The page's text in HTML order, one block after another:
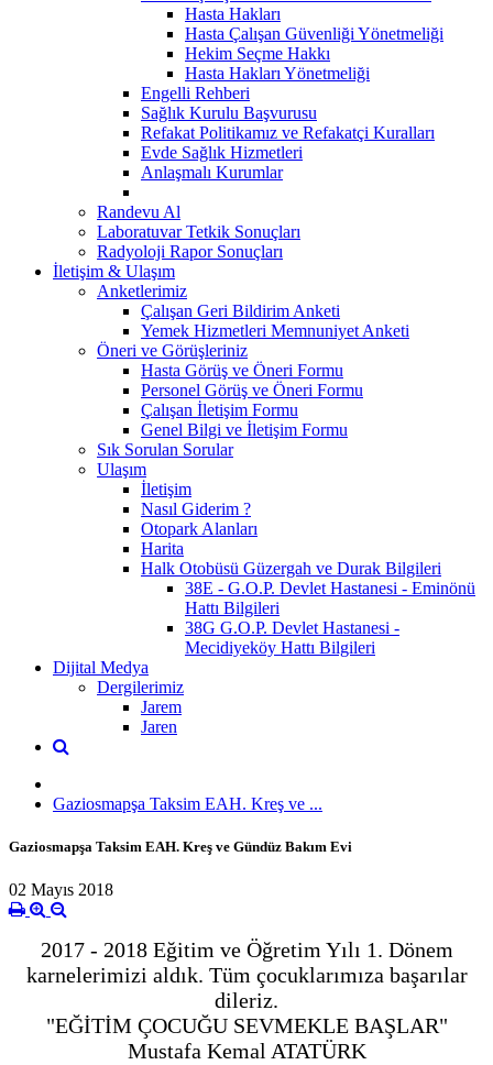
Hasta Hakları
Hasta Çalışan Güvenliği Yönetmeliği
Hekim Seçme Hakkı
Hasta Hakları Yönetmeliği
Engelli Rehberi
Sağlık Kurulu Başvurusu
Refakat Politikamız ve Refakatçi Kuralları
Evde Sağlık Hizmetleri
Anlaşmalı Kurumlar
Randevu Al
Laboratuvar Tetkik Sonuçları
Radyoloji Rapor Sonuçları
İletişim & Ulaşım
Anketlerimiz
Çalışan Geri Bildirim Anketi
Yemek Hizmetleri Memnuniyet Anketi
Öneri ve Görüşleriniz
Hasta Görüş ve Öneri Formu
Personel Görüş ve Öneri Formu
Çalışan İletişim Formu
Genel Bilgi ve İletişim Formu
Sık Sorulan Sorular
Ulaşım
İletişim
Nasıl Giderim ?
Otopark Alanları
Harita
Halk Otobüsü Güzergah ve Durak Bilgileri
38E - G.O.P. Devlet Hastanesi - Eminönü
Hattı Bilgileri
38G G.O.P. Devlet Hastanesi -
Mecidiyeköy Hattı Bilgileri
Dijital Medya
Dergilerimiz
Jarem
Jaren
Gaziosmapşa Taksim EAH. Kreş ve ...
Gaziosmapşa Taksim EAH. Kreş ve Gündüz Bakım Evi
02 Mayıs 2018
2017 - 2018 Eğitim ve Öğretim Yılı 1. Dönem
karnelerimizi aldık. Tüm çocuklarımıza başarılar
dileriz.
"EĞİTİM ÇOCUĞU SEVMEKLE BAŞLAR"
Mustafa Kemal ATATÜRK